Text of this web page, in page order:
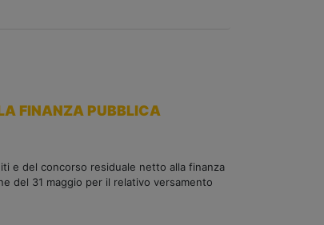
FINANZA PUBBLICA
e del concorso residuale netto alla finanza
del 31 maggio per il relativo versamento